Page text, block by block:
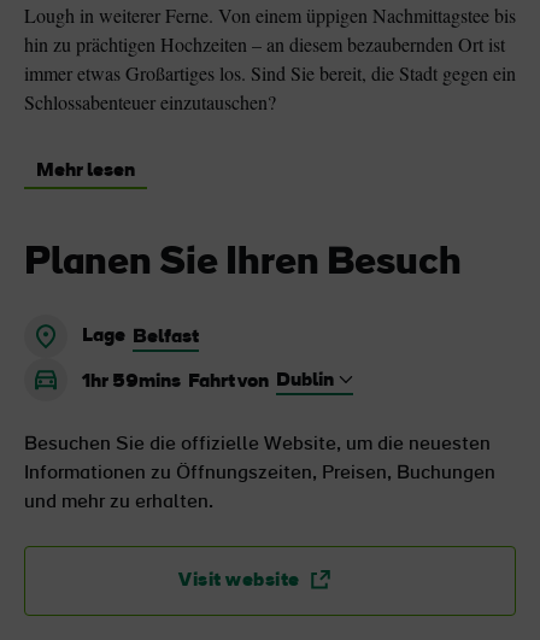
Lough in weiterer Ferne. Von einem üppigen Nachmittagstee bis
hin zu prächtigen Hochzeiten – an diesem bezaubernden Ort ist
immer etwas Großartiges los. Sind Sie bereit, die Stadt gegen ein
Schlossabenteuer einzutauschen?
Mehr lesen
Planen Sie Ihren Besuch
Lage Belfast
1hr 59mins Fahrt von
Besuchen Sie die offizielle Website, um die neuesten
Informationen zu Öffnungszeiten, Preisen, Buchungen
und mehr zu erhalten.
Visit website